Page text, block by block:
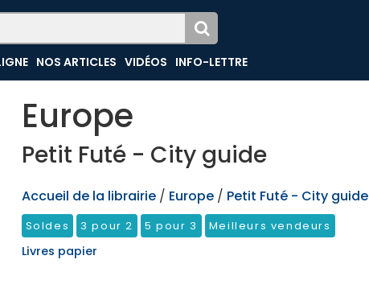
NOS ARTICLES VIDÉOS INFO-LETTRE
Europe
Petit Futé - City guide
Accueil de la librairie / Europe / Petit Futé - City guide
Soldes 3 pour 2 5 pour 3 Meilleurs vendeurs
Livres papier